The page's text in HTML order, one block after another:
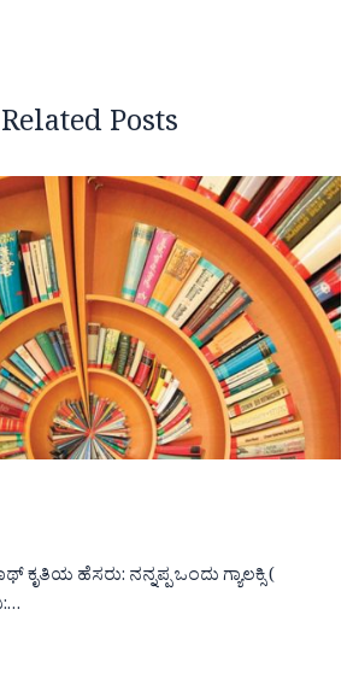
Related Posts
ಹೆಸರು: ನನ್ನಪ್ಪ ಒಂದು ಗ್ಯಾಲಕ್ಸಿ (